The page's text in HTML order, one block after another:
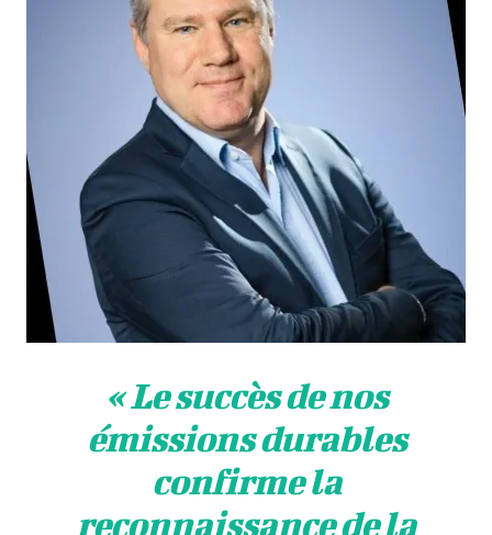
« Le succès de nos
émissions durables
confirme la
reconnaissance de la